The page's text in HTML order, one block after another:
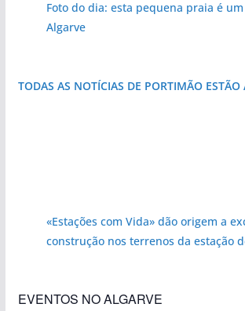
Foto do dia: esta pequena praia é
Algarve
TODAS AS NOTÍCIAS DE PORTIMÃO ESTÃO
«Estações com Vida» dão origem a
construção nos terrenos da estação
EVENTOS NO ALGARVE